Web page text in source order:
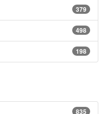
379
498
198
835